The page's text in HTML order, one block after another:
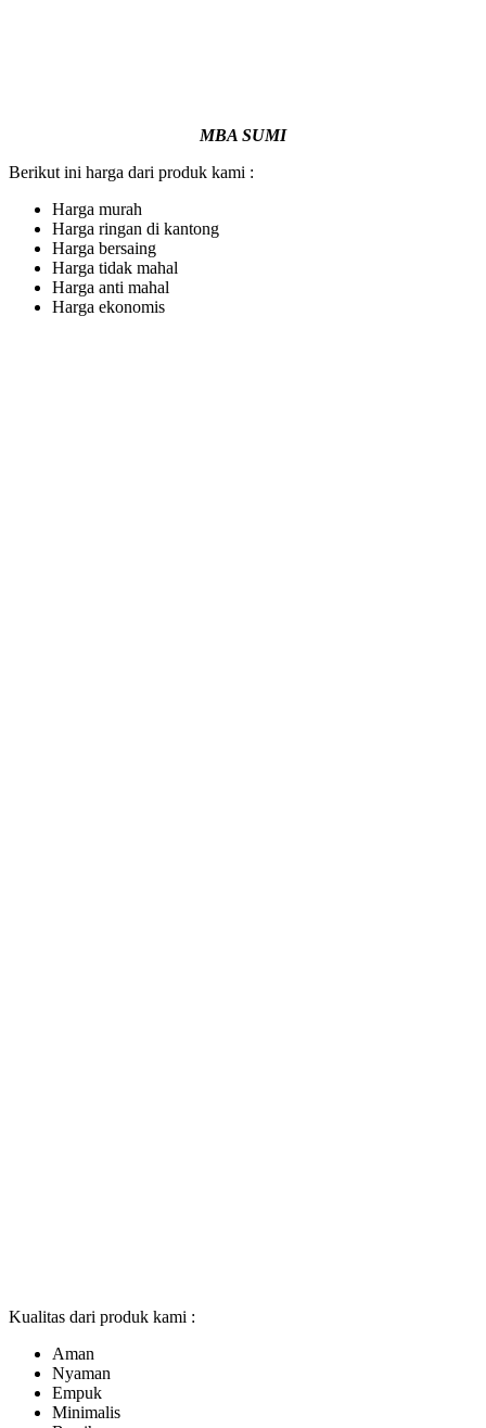
MBA SUMI
Berikut ini harga dari produk kami :
Harga murah
Harga ringan di kantong
Harga bersaing
Harga tidak mahal
Harga anti mahal
Harga ekonomis
Kualitas dari produk kami :
Aman
Nyaman
Empuk
Minimalis